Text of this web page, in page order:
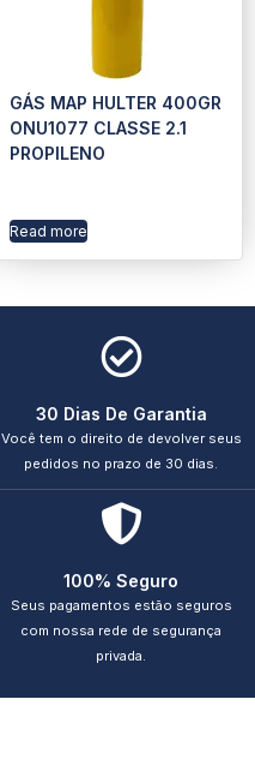
GÁS MAP HULTER 400GR
ONU1077 CLASSE 2.1
PROPILENO
Read more
30 Dias De Garantia
Você tem o direito de devolver seus
pedidos no prazo de 30 dias.
100% Seguro
Seus pagamentos estão seguros
com nossa rede de segurança
privada.